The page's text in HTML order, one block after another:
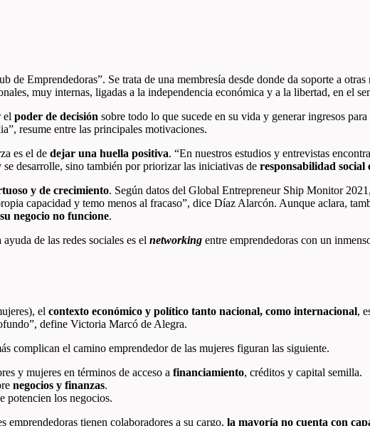
de Emprendedoras”. Se trata de una membresía desde donde da soporte a
muy internas, ligadas a la independencia económica y a la libertad, en el
el poder de decisión sobre todo lo que sucede en su vida y generar ingresos
resume entre las principales motivaciones.
es el de dejar una huella positiva. “En nuestros estudios y entrevistas
desarrolle, sino también por priorizar las iniciativas de responsabilidad social
y de crecimiento. Según datos del Global Entrepreneur Ship Monitor
capacidad y temo menos al fracaso”, dice Díaz Alarcón. Aunque aclara,
negocio no funcione.
de las redes sociales es el networking entre emprendedoras con un
el contexto económico y político tanto nacional, como internacional,
define Victoria Marcó de Alegra.
complican el camino emprendedor de las mujeres figuran las siguiente.
y mujeres en términos de acceso a financiamiento, créditos y capital semilla.
negocios y finanzas.
potencien los negocios.
emprendedoras tienen colaboradores a su cargo, la mayoría no cuenta con